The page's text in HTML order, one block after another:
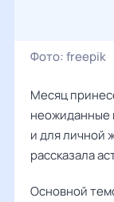
Фото: freepik
Месяц
неожиданные
и для личной
рассказала
Основной